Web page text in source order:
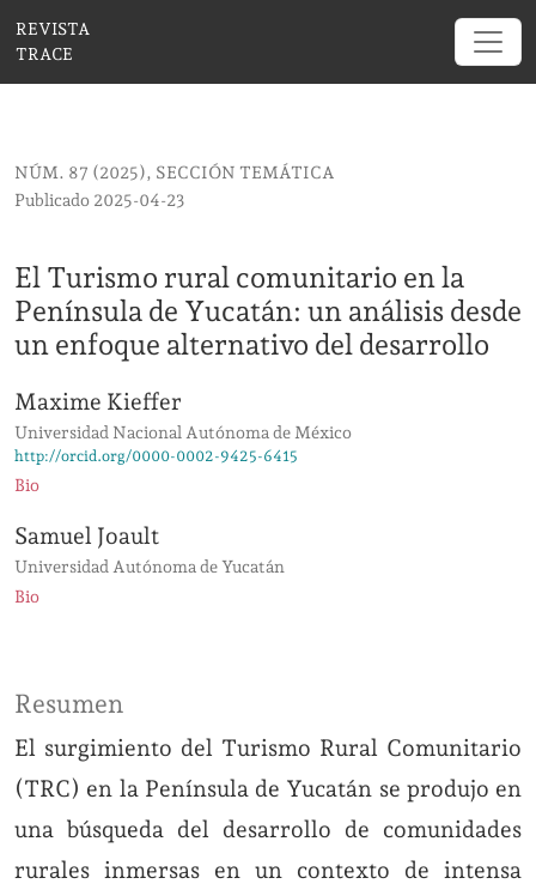
El Turismo rural comunitario en la Península de
REVISTA
TRACE
NÚM. 87 (2025), SECCIÓN TEMÁTICA
El Turismo rural comunitario en la
Península de Yucatán: un análisis desde
un enfoque alternativo del desarrollo
Publicado 2025-04-23
Maxime Kieffer
Universidad Nacional Autónoma de México
http://orcid.org/0000-0002-9425-6415
Bio
Samuel Joault
Universidad Autónoma de Yucatán
Bio
Resumen
El surgimiento del Turismo Rural Comunitario
(TRC) en la Península de Yucatán se produjo en
una búsqueda del desarrollo de comunidades
rurales inmersas en un contexto de intensa